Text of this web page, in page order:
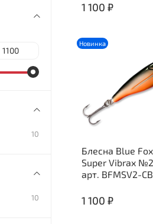
1 100 ₽
Новинка
Блесна Blue
Super Vibrax
арт. BFMSV2-CB
1 100 ₽
10
10